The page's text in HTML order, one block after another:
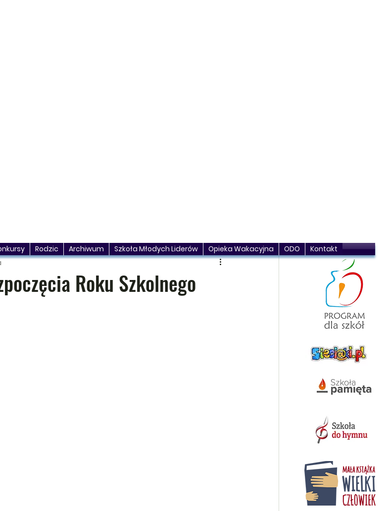
Roku Szkolnego
Rodzic Archiwum Szkoła Młodych Liderów Opieka Wakacyjna ODO Kontakt